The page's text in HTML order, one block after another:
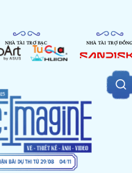
NHÀ TÀI TRỢ BẠC NHÀ TÀI TRỢ ĐỒNG